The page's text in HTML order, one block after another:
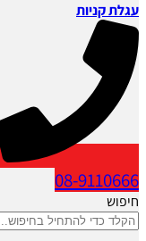
עגלת קניות
08-9110666
חיפוש